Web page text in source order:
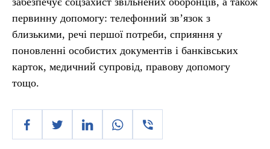
первинну допомогу: телефонний зв’язок з
близькими, речі першої потреби, сприяння у
поновленні особистих документів і банківських
карток, медичний супровід, правову допомогу
тощо.